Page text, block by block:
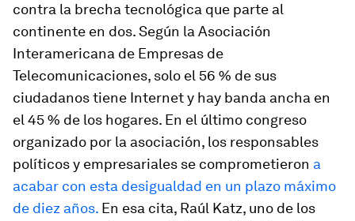
contra la brecha tecnológica que parte al
continente en dos. Según la Asociación
Interamericana de Empresas de
Telecomunicaciones, solo el 56 % de sus
ciudadanos tiene Internet y hay banda ancha en
el 45 % de los hogares. En el último congreso
organizado por la asociación, los responsables
políticos y empresariales se comprometieron a
acabar con esta desigualdad en un plazo máximo
de diez años. En esa cita, Raúl Katz, uno de los